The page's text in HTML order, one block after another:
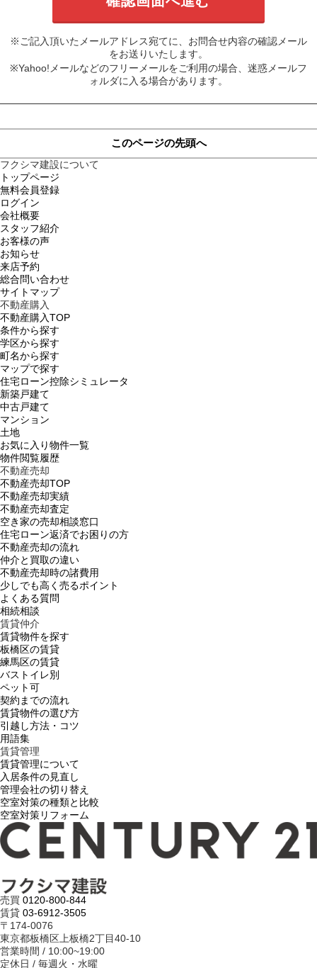
※ご記入頂いたメールアドレス宛てに、お問合せ内容の確認メール
をお送りいたします。
※Yahoo!メールなどのフリーメールをご利用の場合、迷惑メールフ
ォルダに入る場合があります。
このページの先頭へ
フクシマ建設について
トップページ
無料会員登録
ログイン
会社概要
スタッフ紹介
お客様の声
お知らせ
来店予約
総合問い合わせ
サイトマップ
不動産購入
不動産購入TOP
条件から探す
学区から探す
町名から探す
マップで探す
住宅ローン控除シミュレータ
新築戸建て
中古戸建て
マンション
土地
お気に入り物件一覧
物件閲覧履歴
不動産売却
不動産売却TOP
不動産売却実績
不動産売却査定
空き家の売却相談窓口
住宅ローン返済でお困りの方
不動産売却の流れ
仲介と買取の違い
不動産売却時の諸費用
少しでも高く売るポイント
よくある質問
相続相談
賃貸仲介
賃貸物件を探す
板橋区の賃貸
練馬区の賃貸
バストイレ別
ペット可
契約までの流れ
賃貸物件の選び方
引越し方法・コツ
用語集
賃貸管理
賃貸管理について
入居条件の見直し
管理会社の切り替え
空室対策の種類と比較
空室対策リフォーム
売買 0120-800-844
賃貸 03-6912-3505
〒174-0076
東京都板橋区上板橋2丁目40-10
営業時間 / 10:00~19:00
定休日 / 毎週火・水曜